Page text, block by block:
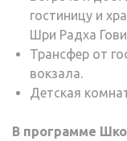
гостиницу и
Шри Радха
Трансфер от
вокзала.
Детская
В программе